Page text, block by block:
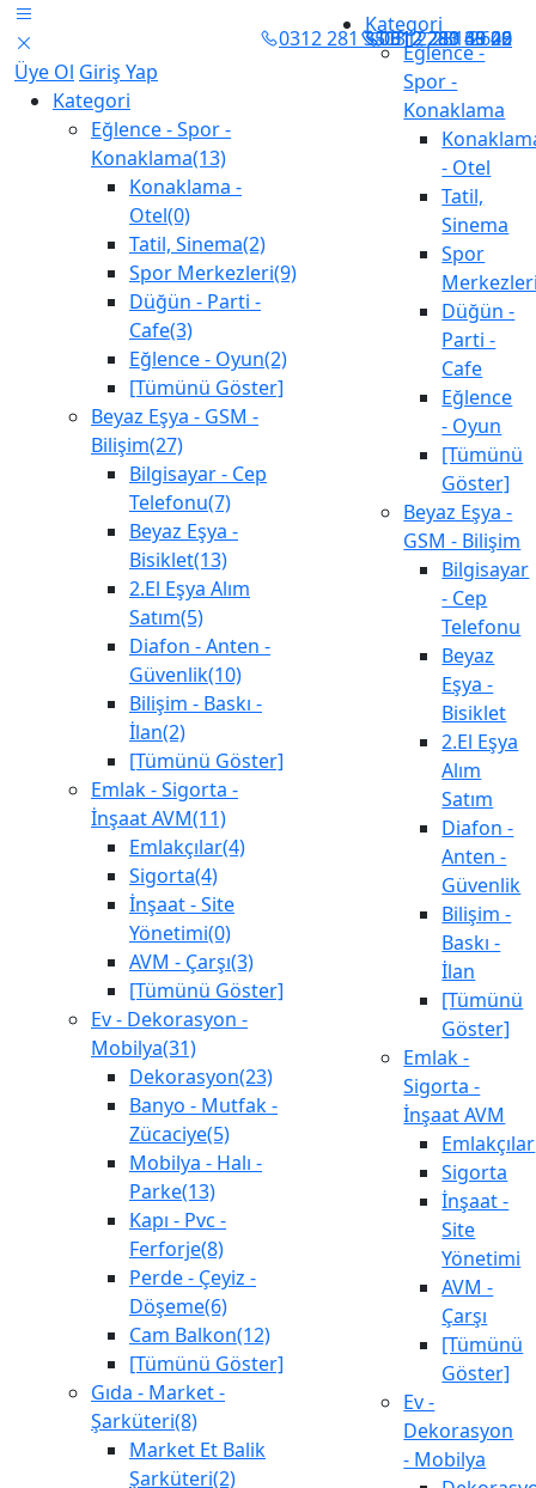
Üye Ol Giriş Yap
Kategori
Eğlence - Spor -
Konaklama(13)
Konaklama -
Otel(0)
Tatil, Sinema(2)
Spor Merkezleri(9)
Düğün - Parti -
Cafe(3)
Eğlence - Oyun(2)
[Tümünü Göster]
Beyaz Eşya - GSM -
Bilişim(27)
Bilgisayar - Cep
Telefonu(7)
Beyaz Eşya -
Bisiklet(13)
2.El Eşya Alım
Satım(5)
Diafon - Anten -
Güvenlik(10)
Bilişim - Baskı -
İlan(2)
[Tümünü Göster]
Emlak - Sigorta -
İnşaat AVM(11)
Emlakçılar(4)
Sigorta(4)
İnşaat - Site
Yönetimi(0)
AVM - Çarşı(3)
[Tümünü Göster]
Ev - Dekorasyon -
Mobilya(31)
Dekorasyon(23)
Banyo - Mutfak -
Zücaciye(5)
Mobilya - Halı -
Parke(13)
Kapı - Pvc -
Ferforje(8)
Perde - Çeyiz -
Döşeme(6)
Cam Balkon(12)
[Tümünü Göster]
Gıda - Market -
Şarküteri(8)
Market Et Balik
Şarküteri(2)
Kategori
Eğlence -
Spor -
Konaklama
- Otel
Tatil,
Sinema
Spor
Düğün -
Parti -
Cafe
Eğlence
- Oyun
[Tümünü
Göster]
Beyaz Eşya -
GSM - Bilişim
Bilgisayar
- Cep
Telefonu
Beyaz
Eşya -
Bisiklet
2.El Eşya
Alım
Satım
Diafon -
Anten -
Güvenlik
Bilişim -
Baskı -
İlan
[Tümünü
Göster]
Emlak -
Sigorta -
İnşaat AVM
Emlakçılar
Sigorta
İnşaat -
Site
Yönetimi
AVM -
Çarşı
[Tümünü
Göster]
Ev -
Dekorasyon
- Mobilya
0312 283 49 49
0312 280 60 20
0312 281 2626
0312 281 35 01 - 281 35 02